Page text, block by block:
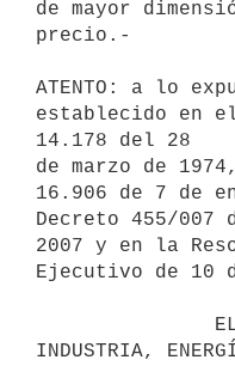
de mayor
precio.-
ATENTO: a lo
establecido en
14.178 del 28
de marzo de
16.906 de 7 de
Decreto 455/007
2007 y en la
Ejecutivo de 10
INDUSTRIA,